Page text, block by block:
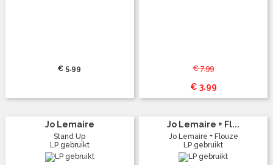
€ 5.99 € 7.99
€ 3.99
Jo Lemaire
Stand Up
LP gebruikt
Jo Lemaire + Fl...
Jo Lemaire + Flouze
LP gebruikt